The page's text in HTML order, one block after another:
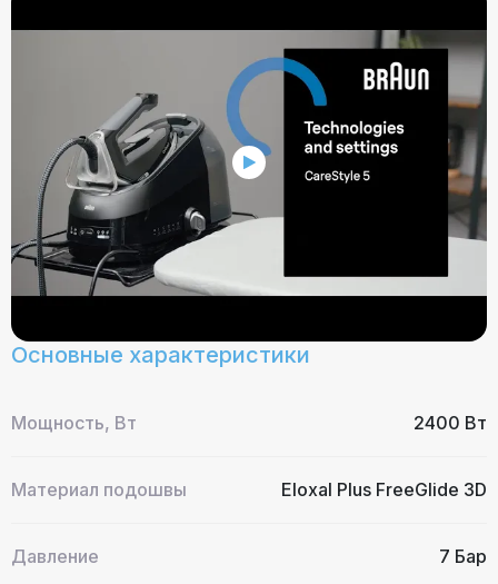
Основные характеристики
Мощность, Вт 2400 Вт
Материал подошвы Eloxal Plus FreeGlide 3D
Давление 7 Бар